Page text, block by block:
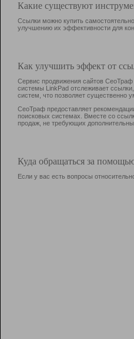
Какие существуют
Ссылки можно купить
улучшению их эффективности для
Как улучшить эффект от
Сервис продвижения сайтов
системы LinkPad отслеживает
систем, что позволяет существенно
СеоТраф предоставляет
поисковых системах. Вместе со
продаж, не требующих
Куда обращаться за
Если у вас есть вопросы